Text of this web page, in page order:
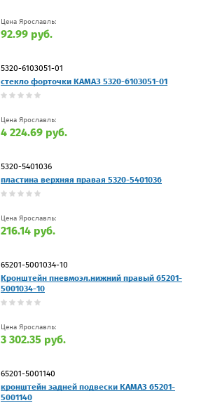
Цена Ярославль:
92.99 руб.
5320-6103051-01
стекло форточки КАМАЗ 5320-6103051-01
Цена Ярославль:
4 224.69 руб.
5320-5401036
пластина верхняя правая 5320-5401036
Цена Ярославль:
216.14 руб.
65201-5001034-10
Кронштейн пневмоэл.нижний правый 65201-
5001034-10
Цена Ярославль:
3 302.35 руб.
65201-5001140
кронштейн задней подвески КАМАЗ 65201-
5001140